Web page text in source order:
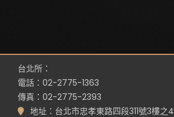
台北所：
電話：02-2775-1363
傳真：02-2775-2393
地址：台北市忠孝東路四段311號3樓之4